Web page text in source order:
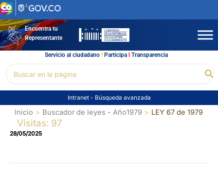
Ir
al
contenidoEncuentra tu
Representante
Servicio al ciudadano l Participal Transparencia
por:
Intranet - Búsqueda avanzada
Inicio Buscador de leyes - Año1979 LEY 67 de 1979
Visitas: 97
28/05/2025